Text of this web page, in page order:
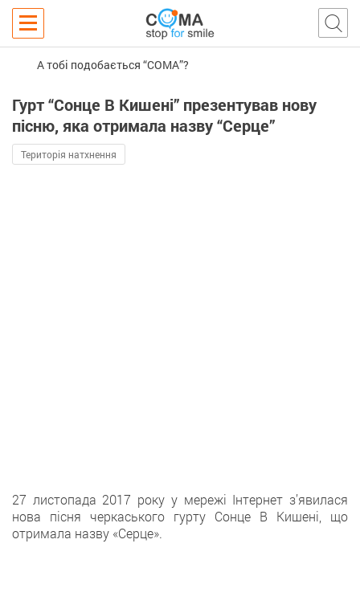
А тобі подобається “COMA”?
Гурт “Сонце В Кишені” презентував нову
пісню, яка отримала назву “Серце”
Територія натхнення
27 листопада 2017 року у мережі Інтернет з’явилася
нова пісня черкаського гурту Сонце В Кишені, що
отримала назву «Серце».